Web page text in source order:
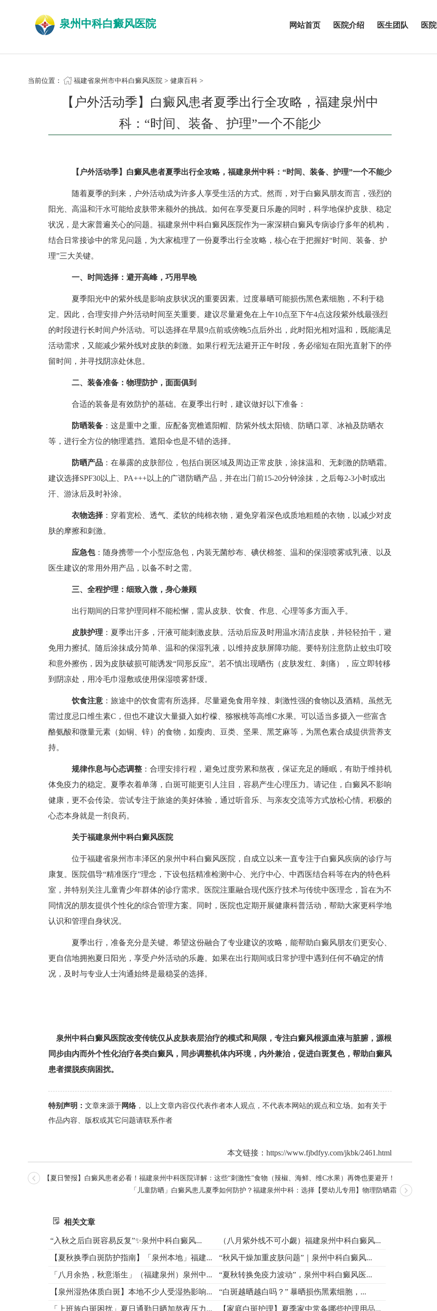
泉州中科白癜风医院 网站首页 医院介绍 医生团队 医
当前位置： 福建省泉州市中科白癜风医院 > 健康百科 >
【户外活动季】白癜风患者夏季出行全攻略，福建泉州中
科：“时间、装备、护理”一个不能少
【户外活动季】白癜风患者夏季出行全攻略，福建泉州中科：“时间、装备、护理”一个不能少
随着夏季的到来，户外活动成为许多人享受生活的方式。然而，对于白癜风朋友而言，强烈的
阳光、高温和汗水可能给皮肤带来额外的挑战。如何在享受夏日乐趣的同时，科学地保护皮肤、稳定
状况，是大家普遍关心的问题。福建泉州中科白癜风医院作为一家深耕白癜风专病诊疗多年的机构，
结合日常接诊中的常见问题，为大家梳理了一份夏季出行全攻略，核心在于把握好“时间、装备、护
理”三大关键。
一、时间选择：避开高峰，巧用早晚
夏季阳光中的紫外线是影响皮肤状况的重要因素。过度暴晒可能损伤黑色素细胞，不利于稳
定。因此，合理安排户外活动时间至关重要。建议尽量避免在上午10点至下午4点这段紫外线最强烈
的时段进行长时间户外活动。可以选择在早晨9点前或傍晚5点后外出，此时阳光相对温和，既能满足
活动需求，又能减少紫外线对皮肤的刺激。如果行程无法避开正午时段，务必缩短在阳光直射下的停
留时间，并寻找阴凉处休息。
二、装备准备：物理防护，面面俱到
合适的装备是有效防护的基础。在夏季出行时，建议做好以下准备：
防晒装备 ：这是重中之重。应配备宽檐遮阳帽、防紫外线太阳镜、防晒口罩、冰袖及防晒衣
等，进行全方位的物理遮挡。遮阳伞也是不错的选择。
防晒产品 ：在暴露的皮肤部位，包括白斑区域及周边正常皮肤，涂抹温和、无刺激的防晒霜。
建议选择SPF30以上、PA+++以上的广谱防晒产品，并在出门前15-20分钟涂抹，之后每2-3小时或出
汗、游泳后及时补涂。
衣物选择 ：穿着宽松、透气、柔软的纯棉衣物，避免穿着深色或质地粗糙的衣物，以减少对皮
肤的摩擦和刺激。
应急包：随身携带一个小型应急包，内装无菌纱布、碘伏棉签、温和的保湿喷雾或乳液、以及
医生建议的常用外用产品，以备不时之需。
三、全程护理：细致入微，身心兼顾
出行期间的日常护理同样不能松懈，需从皮肤、饮食、作息、心理等多方面入手。
皮肤护理 ：夏季出汗多，汗液可能刺激皮肤。活动后应及时用温水清洁皮肤，并轻轻拍干，避
免用力擦拭。随后涂抹成分简单、温和的保湿乳液，以维持皮肤屏障功能。要特别注意防止蚊虫叮咬
和意外擦伤，因为皮肤破损可能诱发“同形反应”。若不慎出现晒伤（皮肤发红、刺痛），应立即转移
到阴凉处，用冷毛巾湿敷或使用保湿喷雾舒缓。
饮食注意 ：旅途中的饮食需有所选择。尽量避免食用辛辣、刺激性强的食物以及酒精。虽然无
需过度忌口维生素C，但也不建议大量摄入如柠檬、猕猴桃等高维C水果。可以适当多摄入一些富含
酪氨酸和微量元素（如铜、锌）的食物，如瘦肉、豆类、坚果、黑芝麻等，为黑色素合成提供营养支
持。
规律作息与心态调整 ：合理安排行程，避免过度劳累和熬夜，保证充足的睡眠，有助于维持机
体免疫力的稳定。夏季衣着单薄，白斑可能更引人注目，容易产生心理压力。请记住，白癜风不影响
健康，更不会传染。尝试专注于旅途的美好体验，通过听音乐、与亲友交流等方式放松心情。积极的
心态本身就是一剂良药。
关于福建泉州中科白癜风医院
位于福建省泉州市丰泽区的泉州中科白癜风医院，自成立以来一直专注于白癜风疾病的诊疗与
康复。医院倡导“精准医疗”理念，下设包括精准检测中心、光疗中心、中西医结合科等在内的特色科
室，并特别关注儿童青少年群体的诊疗需求。医院注重融合现代医疗技术与传统中医理念，旨在为不
同情况的朋友提供个性化的综合管理方案。同时，医院也定期开展健康科普活动，帮助大家更科学地
认识和管理自身状况。
夏季出行，准备充分是关键。希望这份融合了专业建议的攻略，能帮助白癜风朋友们更安心、
更自信地拥抱夏日阳光，享受户外活动的乐趣。如果在出行期间或日常护理中遇到任何不确定的情
况，及时与专业人士沟通始终是最稳妥的选择。
泉州中科白癜风医院改变传统仅从皮肤表层治疗的模式和局限，专注白癜风根源血液与脏腑，源根
同步由内而外个性化治疗各类白癜风，同步调整机体内环境，内外兼治，促进白斑复色，帮助白癜风
患者摆脱疾病困扰。
特别声明： 文章来源于网络， 以上文章内容仅代表作者本人观点，不代表本网站的观点和立场。如有关于
作品内容、版权或其它问题请联系作者
本文链接： https://www.fjbdfyy.com/jkbk/2461.html
【夏日警报】白癜风患者必看！福建泉州中科医院详解：这些“刺激性”食物（辣椒、海鲜、维C水果）再馋也要避开！
「儿童防晒」白癜风患儿夏季如何防护？福建泉州中科：选择【婴幼儿专用】物理防晒霜
相关文章
“入秋之后白斑容易反复”✨泉州中科白癜风... （八月紫外线不可小觑）福建泉州中科白癜风...
【夏秋换季白斑防护指南】「泉州本地」福建... “秋风干燥加重皮肤问题”｜泉州中科白癜风...
「八月余热，秋意渐生」（福建泉州）泉州中... “夏秋转换免疫力波动”，泉州中科白癜风医...
【泉州湿热体质白斑】本地不少人受湿热影响... “白斑越晒越白吗？” 暴晒损伤黑素细胞，...
「上班族白斑困扰」夏日通勤日晒加熬夜压力... 【家庭白斑护理】夏季家中常备哪些护理用品...